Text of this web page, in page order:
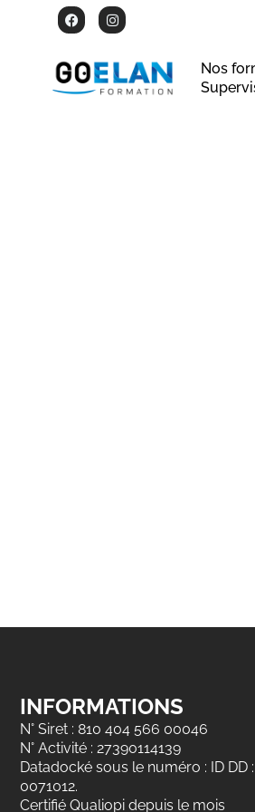
Nos
INFORMATIONS
N° Siret : 810 404 566 00046
N° Activité : 27390114139
Datadocké sous le numéro : ID DD :
0071012.
Certifié Qualiopi depuis le mois